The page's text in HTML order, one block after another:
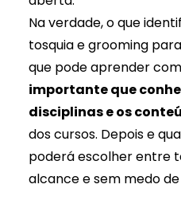
Na verdade, o que
tosquia e grooming
que pode aprender com
importante que
disciplinas e os
dos cursos. Depois e
poderá escolher entre
alcance e sem medo